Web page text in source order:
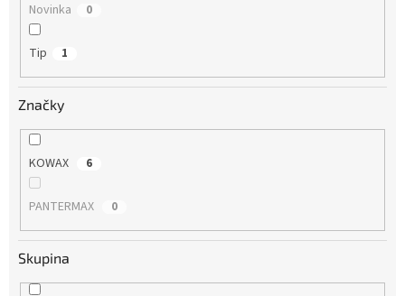
Novinka 0
Tip 1
Značky
KOWAX 6
PANTERMAX 0
Skupina